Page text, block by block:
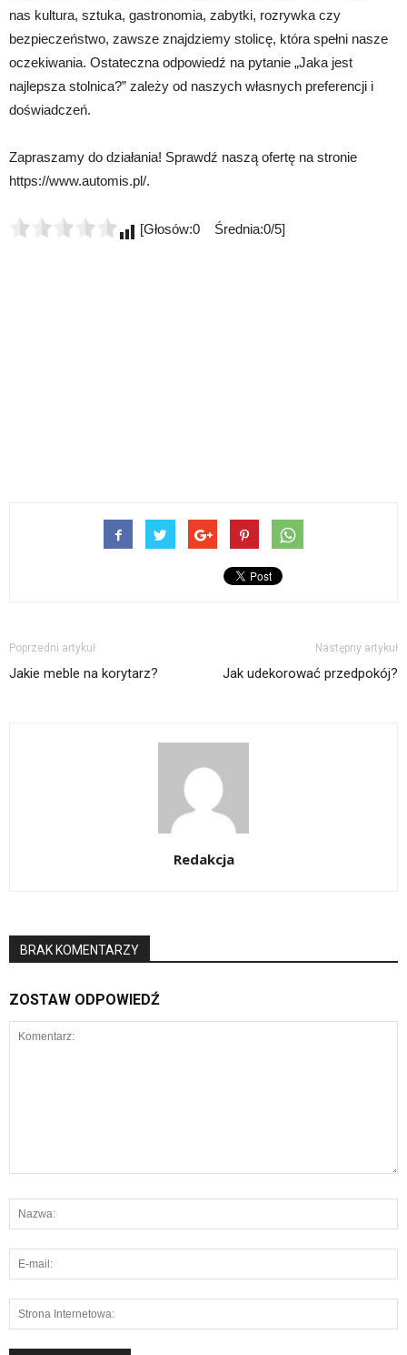
nas kultura, sztuka, gastronomia, zabytki, rozrywka czy
bezpieczeństwo, zawsze znajdziemy stolicę, która spełni nasze
oczekiwania. Ostateczna odpowiedź na pytanie „Jaka jest
najlepsza stolnica?” zależy od naszych własnych preferencji i
doświadczeń.
Zapraszamy do działania! Sprawdź naszą ofertę na stronie
https://www.automis.pl/.
[Głosów:0 Średnia:0/5]
Poprzedni artykuł
Jakie meble na korytarz?
Następny artykuł
Jak udekorować przedpokój?
Redakcja
BRAK KOMENTARZY
ZOSTAW ODPOWIEDŹ